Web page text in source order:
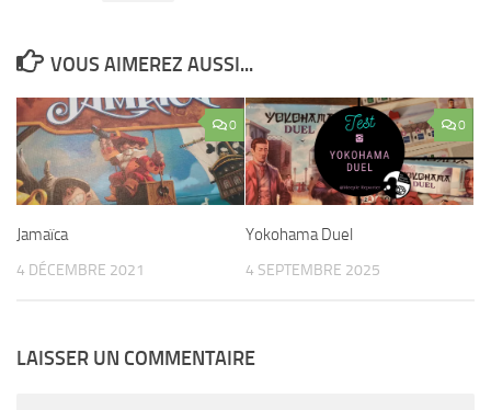
VOUS AIMEREZ AUSSI...
0
Jamaïca
4 DÉCEMBRE 2021
0
Yokohama Duel
4 SEPTEMBRE 2025
LAISSER UN COMMENTAIRE